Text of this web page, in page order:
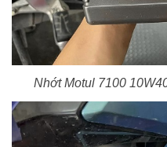
Nhớt Motul 7100